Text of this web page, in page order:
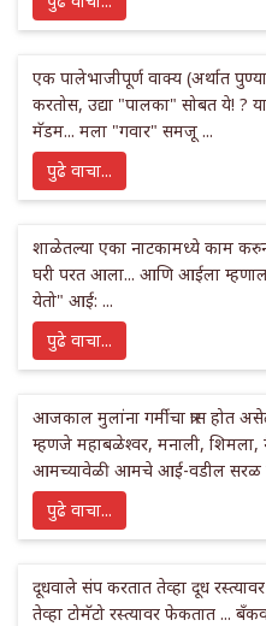
एक पालेभाजीपूर्ण वाक्य (अर्थात
करतोस, उद्या "पालका" सोबत ये! ?
मॅडम... मला "गवार" समजू ...
पुढे वाचा...
शाळेतल्या एका नाटकामध्ये काम
घरी परत आला... आणि आईला
येतो" आई: ...
पुढे वाचा...
आजकाल मुलांना गर्मीचा त्रास होत
म्हणजे महाबळेश्वर, मनाली,
आमच्यावेळी आमचे आई-वडील सरळ
पुढे वाचा...
दूधवाले संप करतात तेव्हा दूध
तेव्हा टोमॅटो रस्त्यावर फेकतात ...